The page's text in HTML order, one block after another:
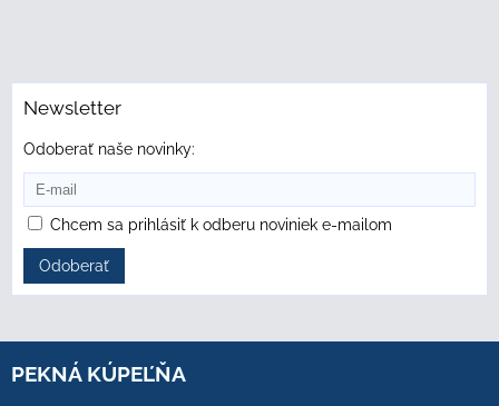
Newsletter
Odoberať naše novinky:
Chcem sa prihlásiť k odberu noviniek e-mailom
Odoberať
PEKNÁ KÚPEĽŇA